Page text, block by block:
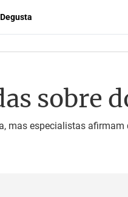
Degusta
sobre
mas especialistas